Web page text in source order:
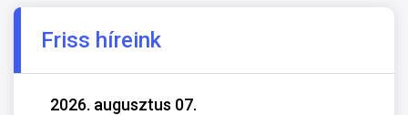
Friss híreink
2026. augusztus 07.